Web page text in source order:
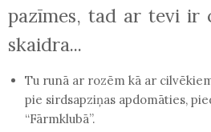
pazīmes, tad ar tevi ir
skaidra...
Tu runā ar rozēm kā ar
pie sirdsapziņas apdomāties,
“Fārmklubā”.